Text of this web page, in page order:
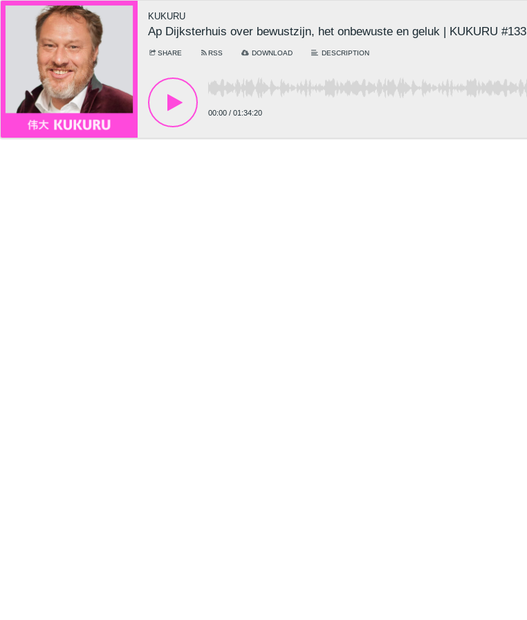
KUKURU
Ap Dijksterhuis over bewustzijn, het onbewuste en geluk | KUKURU #133
SHARE RSS DOWNLOAD DESCRIPTION
00:00 / 01:34:20